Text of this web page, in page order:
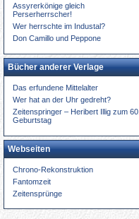
Assyrerkönige gleich
Perserherrscher!
Wer herrschte im Industal?
Don Camillo und Peppone
Bücher anderer Verlage
Das erfundene Mittelalter
Wer hat an der Uhr gedreht?
Zeitenspringer – Heribert Illig zum 60.
Geburtstag
Webseiten
Chrono-Rekonstruktion
Fantomzeit
Zeitensprünge